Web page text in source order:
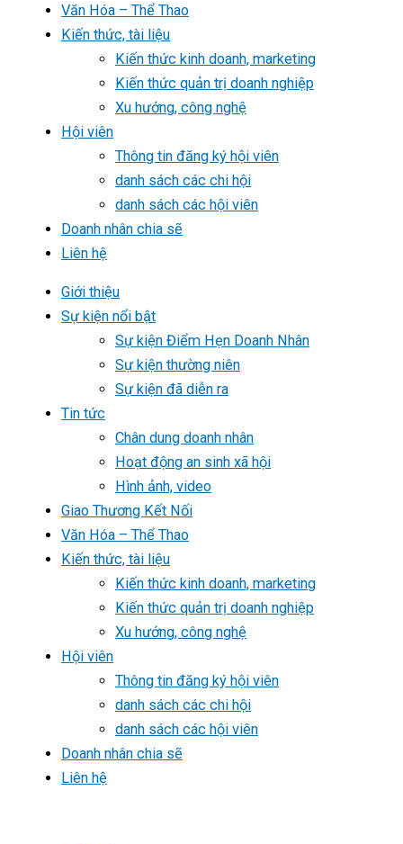
Văn Hóa – Thể Thao
Kiến thức, tài liệu
Kiến thức kinh doanh, marketing
Kiến thức quản trị doanh nghiệp
Xu hướng, công nghệ
Hội viên
Thông tin đăng ký hội viên
danh sách các chi hội
danh sách các hội viên
Doanh nhân chia sẽ
Liên hệ
Giới thiệu
Sự kiện nổi bật
Sự kiện Điểm Hẹn Doanh Nhân
Sự kiện thường niên
Sự kiện đã diễn ra
Tin tức
Chân dung doanh nhân
Hoạt động an sinh xã hội
Hình ảnh, video
Giao Thương Kết Nối
Văn Hóa – Thể Thao
Kiến thức, tài liệu
Kiến thức kinh doanh, marketing
Kiến thức quản trị doanh nghiệp
Xu hướng, công nghệ
Hội viên
Thông tin đăng ký hội viên
danh sách các chi hội
danh sách các hội viên
Doanh nhân chia sẽ
Liên hệ